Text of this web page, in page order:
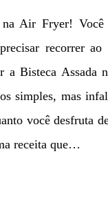
na Air Fryer!
recorrer ao
a Bisteca Assada
simples, mas
você desfruta
receita que…